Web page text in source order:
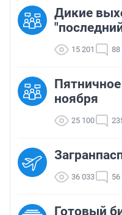
Дикие
15 201 88
ноября
25 100
36 033 56
Готовый